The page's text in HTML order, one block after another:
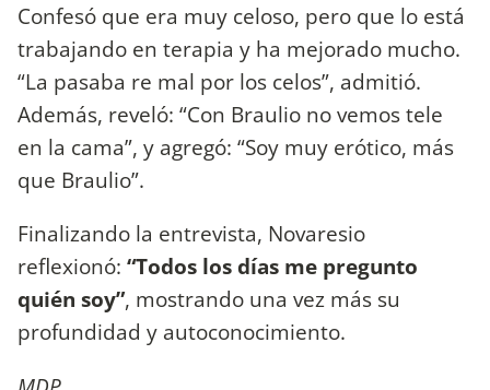
Confesó que era muy celoso, pero que lo está
trabajando en terapia y ha mejorado mucho.
“La pasaba re mal por los celos”, admitió.
Además, reveló: “Con Braulio no vemos tele
en la cama”, y agregó: “Soy muy erótico, más
que Braulio”.
Finalizando la entrevista, Novaresio
reflexionó: “Todos los días me pregunto
quién soy”, mostrando una vez más su
profundidad y autoconocimiento.